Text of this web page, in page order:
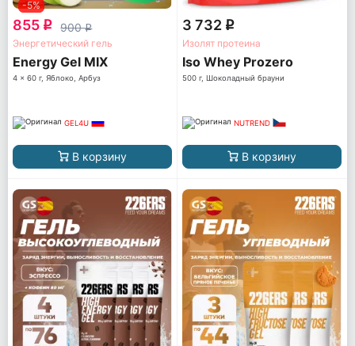
-5%
855 q 900q
Энергетический гель
Energy Gel MIX
4 x 60 г, Яблоко, Арбуз
GEL4U
В корзину
3 732 q
Изолят протеина
Iso Whey Prozero
500 г, Шоколадный брауни
NUTREND
В корзину